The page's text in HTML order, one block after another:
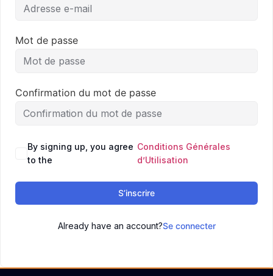
Mot de passe
Confirmation du mot de passe
By signing up, you agree
to the
Conditions Générales
d’Utilisation
S’inscrire
Already have an account?Se connecter